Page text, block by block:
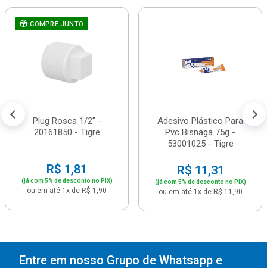
COMPRE JUNTO
Plug Rosca 1/2" -
20161850 - Tigre
R$ 1,81
(já com 5% de desconto no PIX)
ou em até 1x de R$ 1,90
Adesivo Plástico Para
Pvc Bisnaga 75g -
53001025 - Tigre
R$ 11,31
(já com 5% de desconto no PIX)
ou em até 1x de R$ 11,90
Entre em nosso Grupo de Whatsapp e